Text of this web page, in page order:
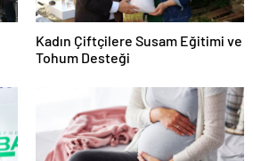
Kadın Çiftçilere Susam Eğitimi ve
Tohum Desteği